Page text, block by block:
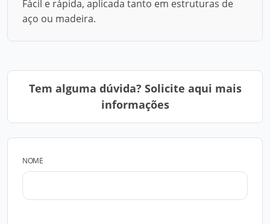
Fácil e rápida, aplicada tanto em estruturas de
aço ou madeira.
Tem alguma dúvida? Solicite aqui mais
informações
NOME